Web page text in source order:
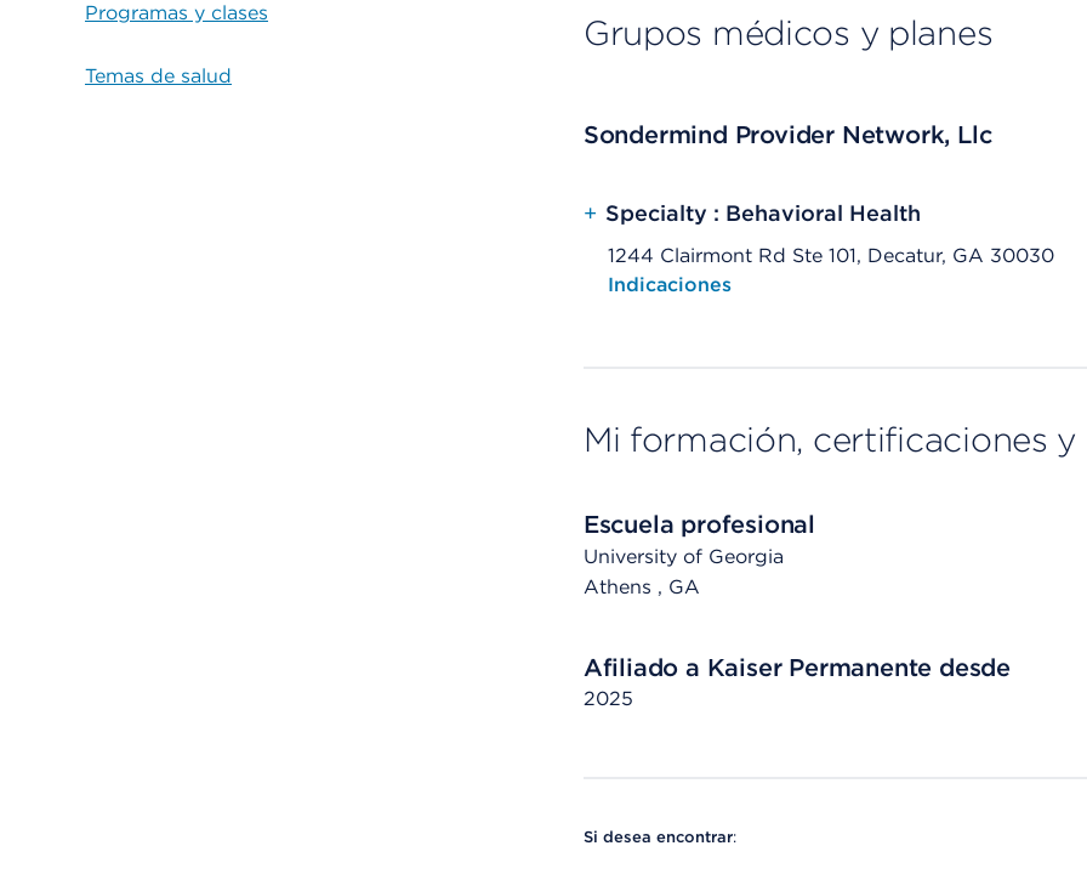
Programas y clases
Temas de salud
Grupos médicos y planes
Sondermind Provider Network, Llc
+ Specialty : Behavioral Health
1244 Clairmont Rd Ste 101, Decatur, GA 30030
Opens native map application on mobile devices
Indicaciones
Mi formación, certificaciones y
Escuela profesional
University of Georgia
Athens , GA
Afiliado a Kaiser Permanente desde
2025
Si desea encontrar: